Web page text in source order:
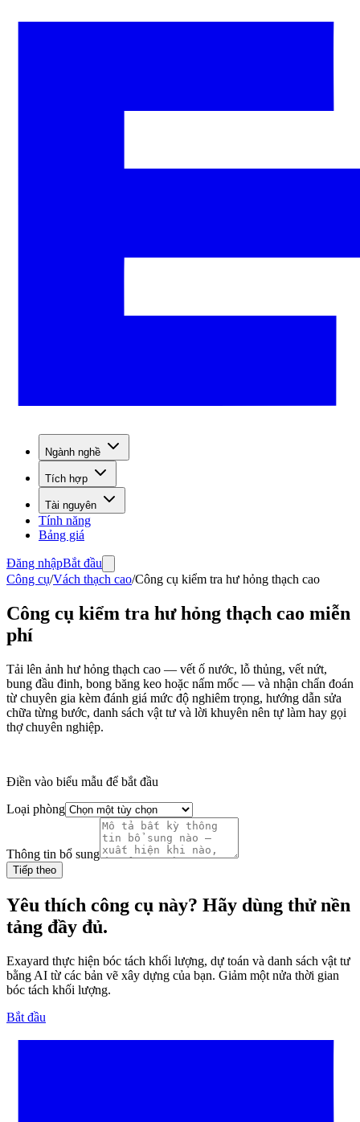
Ngành nghề
Tích hợp
Tài nguyên
Tính năng
Bảng giá
Đăng nhậpBắt đầu
Công cụ/Vách thạch cao/Công cụ kiểm tra hư hỏng thạch cao
Công cụ kiểm tra hư hỏng thạch cao miễn
phí
Tải lên ảnh hư hỏng thạch cao — vết ố nước, lỗ thủng, vết nứt,
bung đầu đinh, bong băng keo hoặc nấm mốc — và nhận chẩn đoán
từ chuyên gia kèm đánh giá mức độ nghiêm trọng, hướng dẫn sửa
chữa từng bước, danh sách vật tư và lời khuyên nên tự làm hay gọi
thợ chuyên nghiệp.
Điền vào biểu mẫu để bắt đầu
Loại phòng
Thông tin bổ sung
Tiếp theo
Yêu thích công cụ này? Hãy dùng thử nền
tảng đầy đủ.
Exayard thực hiện bóc tách khối lượng, dự toán và danh sách vật tư
bằng AI từ các bản vẽ xây dựng của bạn. Giảm một nửa thời gian
bóc tách khối lượng.
Bắt đầu